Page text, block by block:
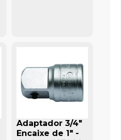
Adaptador 3/4"
Encaixe de 1" -